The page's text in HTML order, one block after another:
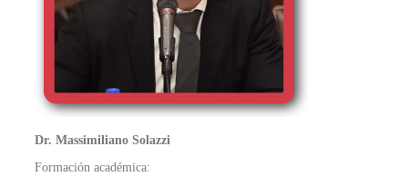
Dr. Massimiliano Solazzi
Formación académica: